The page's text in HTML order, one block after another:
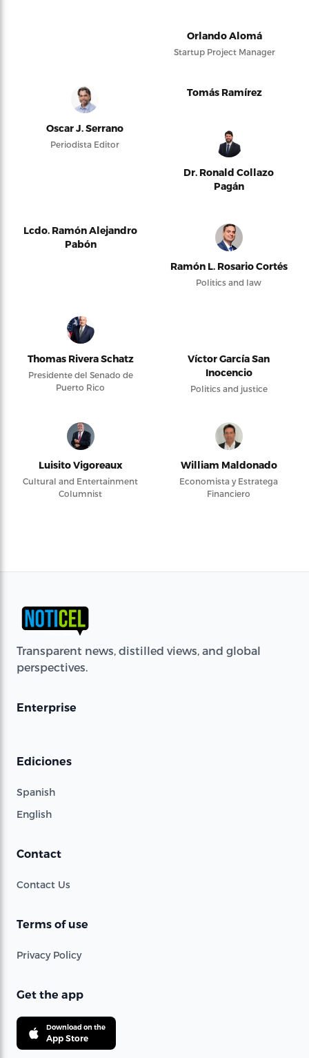
Orlando Alomá
Startup Project Manager
Oscar J. Serrano
Periodista Editor
Tomás Ramírez
Dr. Ronald Collazo
Pagán
Lcdo. Ramón Alejandro
Pabón
Ramón L. Rosario Cortés
Politics and law
Thomas Rivera Schatz
Presidente del Senado de
Puerto Rico
Víctor García San
Inocencio
Politics and justice
Luisito Vigoreaux
Cultural and Entertainment
Columnist
William Maldonado
Economista y Estratega
Financiero
Transparent news, distilled views, and global
perspectives.
Enterprise
Ediciones
Spanish
English
Contact
Contact Us
Terms of use
Privacy Policy
Get the app
Download on the
App Store